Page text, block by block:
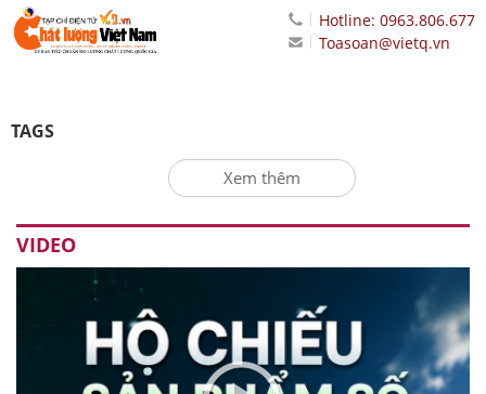
Hotline: 0963.806.677
Toasoan@vietq.vn
TAGS
Xem thêm
VIDEO